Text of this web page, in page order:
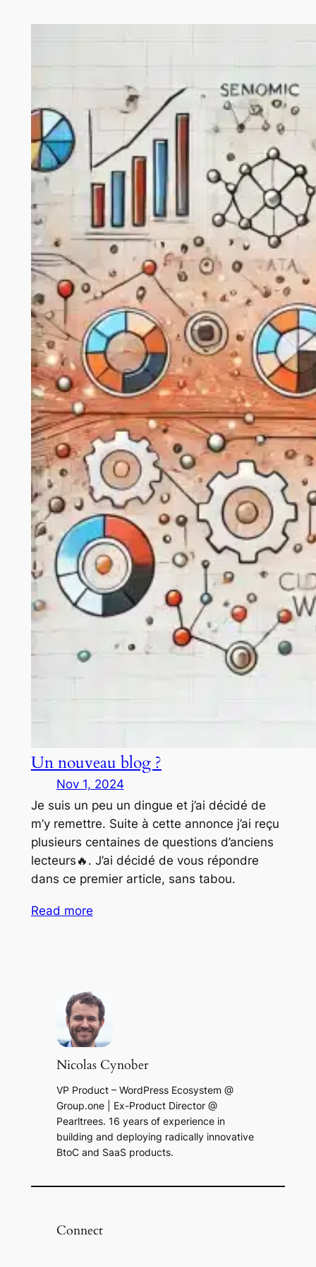
Un nouveau blog ?
Nov 1, 2024
Je suis un peu un dingue et j’ai décidé de
m’y remettre. Suite à cette annonce j’ai reçu
plusieurs centaines de questions d’anciens
lecteurs🔥. J’ai décidé de vous répondre
dans ce premier article, sans tabou.
Read more
Nicolas Cynober
VP Product – WordPress Ecosystem @
Group.one | Ex-Product Director @
Pearltrees. 16 years of experience in
building and deploying radically innovative
BtoC and SaaS products.
Connect